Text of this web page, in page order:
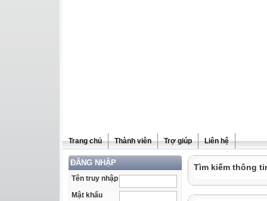
Trang chủ Thành viên Trợ giúp Liên hệ
ĐĂNG NHẬP
Tên truy nhập
Mật khẩu
Tìm kiếm thông